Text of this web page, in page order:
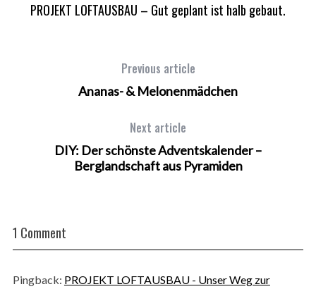
PROJEKT LOFTAUSBAU – Gut geplant ist halb gebaut.
Previous article
Ananas- & Melonenmädchen
Next article
DIY: Der schönste Adventskalender –
Berglandschaft aus Pyramiden
1 Comment
Pingback: PROJEKT LOFTAUSBAU - Unser Weg zur